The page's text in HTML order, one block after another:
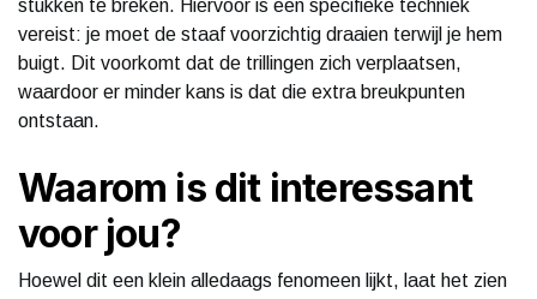
stukken te breken. Hiervoor is een specifieke techniek
vereist: je moet de staaf voorzichtig draaien terwijl je hem
buigt. Dit voorkomt dat de trillingen zich verplaatsen,
waardoor er minder kans is dat die extra breukpunten
ontstaan.
Waarom is dit interessant
voor jou?
Hoewel dit een klein alledaags fenomeen lijkt, laat het zien